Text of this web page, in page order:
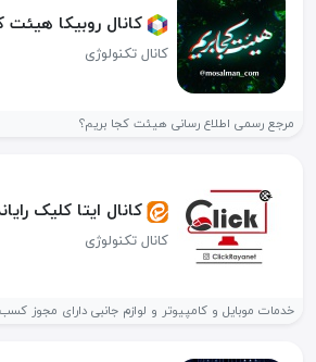
کانال روبیکا هیئت
کانال تکنولوژی
مرجع رسمی اطلاع رسانی هیئت کجا بریم؟
کانال ایتا کلیک
کانال تکنولوژی
خدمات موبایل و کامپیوتر و لوازم جانبی دارای مجوز کسب